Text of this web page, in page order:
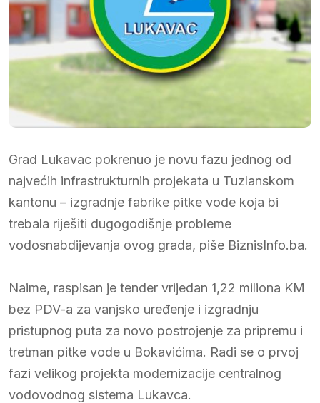
Grad Lukavac pokrenuo je novu fazu jednog od
najvećih infrastrukturnih projekata u Tuzlanskom
kantonu – izgradnje fabrike pitke vode koja bi
trebala riješiti dugogodišnje probleme
vodosnabdijevanja ovog grada, piše BiznisInfo.ba.
Naime, raspisan je tender vrijedan 1,22 miliona KM
bez PDV-a za vanjsko uređenje i izgradnju
pristupnog puta za novo postrojenje za pripremu i
tretman pitke vode u Bokavićima. Radi se o prvoj
fazi velikog projekta modernizacije centralnog
vodovodnog sistema Lukavca.